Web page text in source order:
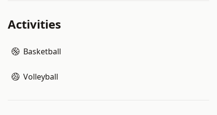
Activities
Basketball
Volleyball